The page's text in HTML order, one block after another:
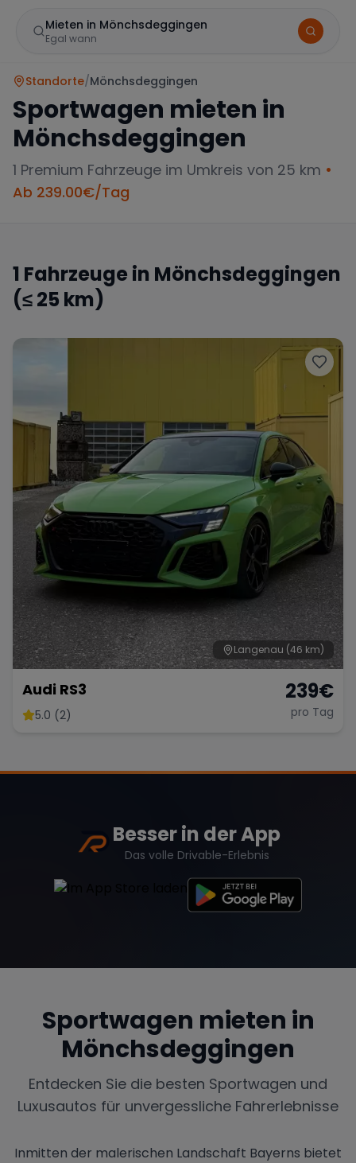
Mieten in Mönchsdeggingen
Egal wann
Mercedes
McLaren Jaguar
Tesla Chevrolet Dodge
Bentley Rolls Royce Aston Martin
Bugatti Maserati
Wann
Zeitraum wählen
Standorte/Mönchsdeggingen
Sportwagen mieten in
Mönchsdeggingen
1 Premium Fahrzeuge im Umkreis von 25 km •
Ab 239.00€/Tag
1 Fahrzeuge in Mönchsdeggingen
(≤ 25 km)
Langenau (46 km)
Audi RS3
5.0 (2)
239€
pro Tag
Besser in der App
Das volle Drivable-Erlebnis
Sportwagen mieten in
Mönchsdeggingen
Entdecken Sie die besten Sportwagen und
Luxusautos für unvergessliche Fahrerlebnisse
Inmitten der malerischen Landschaft Bayerns bietet